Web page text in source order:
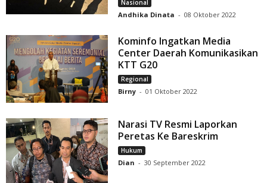
Nasional
Andhika Dinata - 08 Oktober 2022
Kominfo Ingatkan Media
Center Daerah Komunikasikan
KTT G20
Regional
Birny - 01 Oktober 2022
Narasi TV Resmi Laporkan
Peretas Ke Bareskrim
Hukum
Dian - 30 September 2022